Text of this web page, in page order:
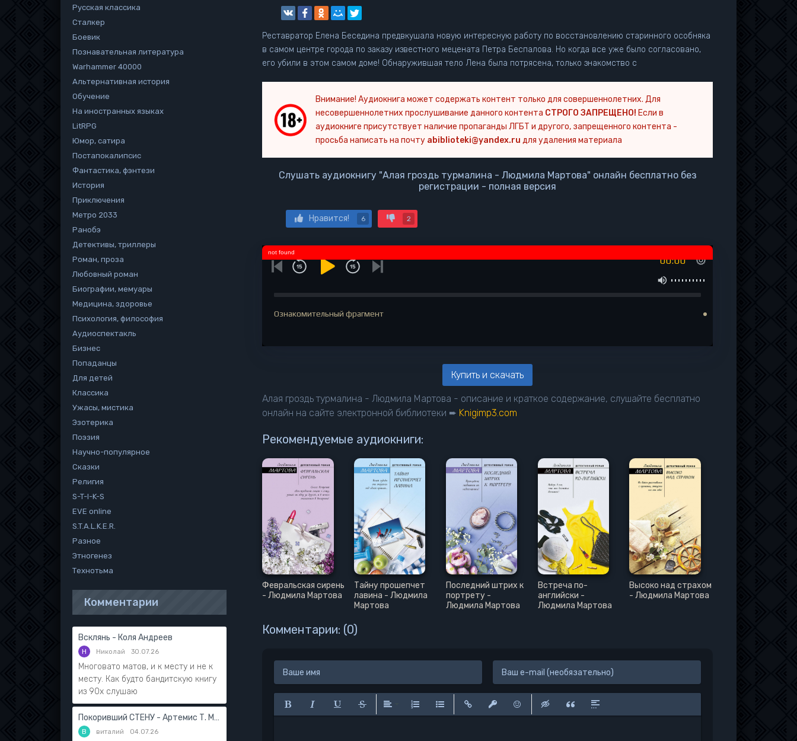
Реставратор Елена Беседина предвкушала новую интересную работу по восстановлению старинного особняка
в самом центре города по заказу известного мецената Петра Беспалова. Но когда все уже было согласовано,
его убили в этом самом доме! Обнаружившая тело Лена была потрясена, только знакомство с
Внимание! Аудиокнига может содержать контент только для совершеннолетних. Для
несовершеннолетних прослушивание данного контента СТРОГО ЗАПРЕЩЕНО! Если в
аудиокниге присутствует наличие пропаганды ЛГБТ и другого, запрещенного контента -
просьба написать на почту abiblioteki@yandex.ru для удаления материала
Слушать аудиокнигу "Алая гроздь турмалина - Людмила Мартова" онлайн бесплатно без
регистрации - полная версия
Нравится! 6 2
00:00
Ознакомительный фрагмент
not found
Купить и скачать
Алая гроздь турмалина - Людмила Мартова - описание и краткое содержание, слушайте бесплатно
онлайн на сайте электронной библиотеки ➨ Knigimp3.com
Рекомендуемые аудиокниги:
Февральская сирень
- Людмила Мартова
Тайну прошепчет
лавина - Людмила
Мартова
Последний штрих к
портрету -
Людмила Мартова
Встреча по-
английски -
Людмила Мартова
Высоко над страхом
- Людмила Мартова
Комментарии: (0)
Русская классика
Сталкер
Боевик
Познавательная литература
Warhammer 40000
Альтернативная история
Обучение
На иностранных языках
LitRPG
Юмор, сатира
Постапокалипсис
Фантастика, фэнтези
История
Приключения
Метро 2033
Ранобэ
Детективы, триллеры
Роман, проза
Любовный роман
Биографии, мемуары
Медицина, здоровье
Психология, философия
Аудиоспектакль
Бизнес
Попаданцы
Для детей
Классика
Ужасы, мистика
Эзотерика
Поэзия
Научно-популярное
Сказки
Религия
S-T-I-K-S
EVE online
S.T.A.L.K.E.R.
Разное
Этногенез
Технотьма
Комментарии
Всклянь - Коля Андреев
Н Николай 30.07.26
Многовато матов, и к месту и не к
месту. Как будто бандитскую книгу
из 90х слушаю
Покоривший СТЕНУ - Артемис Т. Мантикор
В виталий 04.07.26